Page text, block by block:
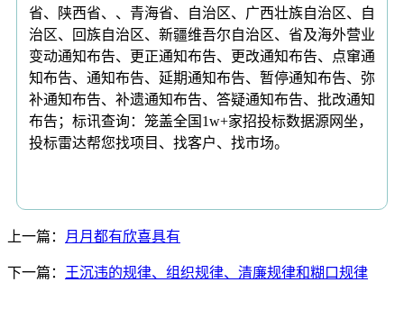
省、陕西省、、青海省、自治区、广西壮族自治区、自
治区、回族自治区、新疆维吾尔自治区、省及海外营业
变动通知布告、更正通知布告、更改通知布告、点窜通
知布告、通知布告、延期通知布告、暂停通知布告、弥
补通知布告、补遗通知布告、答疑通知布告、批改通知
布告；标讯查询：笼盖全国1w+家招投标数据源网坐，
投标雷达帮您找项目、找客户、找市场。
上一篇： 月月都有欣喜具有
下一篇： 王沉违的规律、组织规律、清廉规律和糊口规律